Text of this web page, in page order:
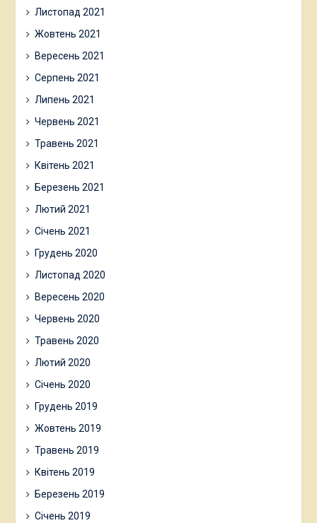
Листопад 2021
Жовтень 2021
Вересень 2021
Серпень 2021
Липень 2021
Червень 2021
Травень 2021
Квітень 2021
Березень 2021
Лютий 2021
Січень 2021
Грудень 2020
Листопад 2020
Вересень 2020
Червень 2020
Травень 2020
Лютий 2020
Січень 2020
Грудень 2019
Жовтень 2019
Травень 2019
Квітень 2019
Березень 2019
Січень 2019